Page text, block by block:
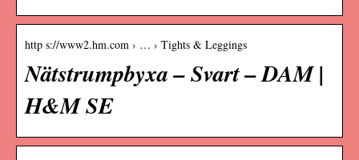
http s://www2.hm.com › … › Tights & Leggings
Nätstrumpbyxa – Svart – DAM |
H&M SE